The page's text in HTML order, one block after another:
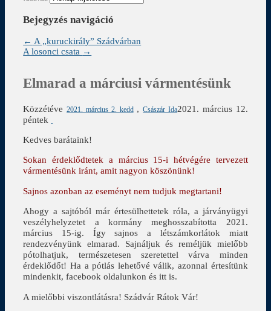
Bejegyzés navigáció
← A „kuruckirály” Szádvárban
A losonci csata →
Elmarad a márciusi vármentésünk
Közzétéve2021. március 2. kedd ,Császár Ida2021. március 12.
péntek
Kedves barátaink!
Sokan érdeklődtetek a március 15-i hétvégére tervezett
vármentésünk iránt, amit nagyon köszönünk!
Sajnos azonban az eseményt nem tudjuk megtartani!
Ahogy a sajtóból már értesülhettetek róla, a járványügyi
veszélyhelyzetet a kormány meghosszabította 2021.
március 15-ig. Így sajnos a létszámkorlátok miatt
rendezvényünk elmarad. Sajnáljuk és reméljük mielőbb
pótolhatjuk, természetesen szeretettel várva minden
érdeklődőt! Ha a pótlás lehetővé válik, azonnal értesítünk
mindenkit, facebook oldalunkon és itt is.
A mielőbbi viszontlátásra! Szádvár Rátok Vár!